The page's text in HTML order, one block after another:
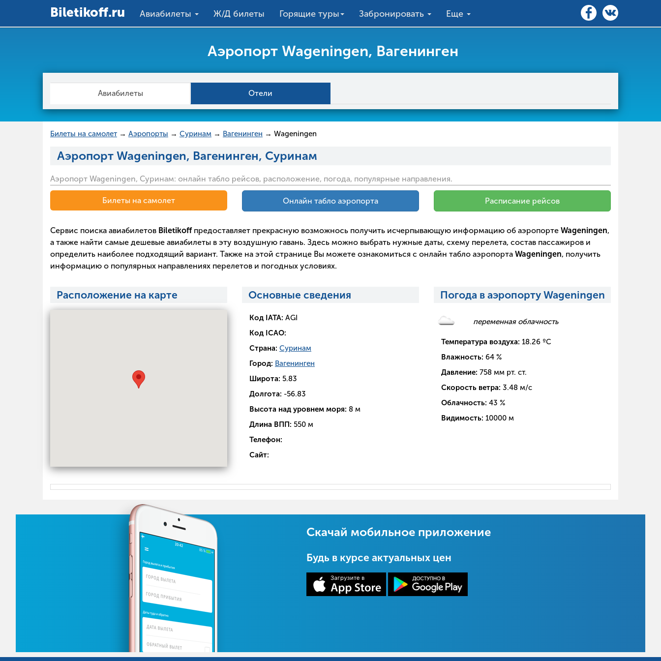
Вiletikoff.ru Авиабилеты Ж/Д билеты Горящие туры Забронировать Еще
Аэропорт Wageningen, Вагенинген
Авиабилеты Отели
Билеты на самолет → Аэропорты → Суринам → Вагенинген → Wageningen
Аэропорт Wageningen, Вагенинген, Суринам
Аэропорт Wageningen, Суринам: онлайн табло рейсов, расположение, погода, популярные направления.
Билеты на самолет Онлайн табло аэропорта Расписание рейсов
Сервис поиска авиабилетов Biletikoffпредоставляет прекрасную возможнось получить исчерпывающую информацию об аэропорте Wageningen,
а также найти самые дешевые авиабилеты в эту воздушную гавань. Здесь можно выбрать нужные даты, схему перелета, состав пассажиров и
определить наиболее подходящий вариант. Также на этой странице Вы можете ознакомиться с онлайн табло аэропорта Wageningen, получить
информацию о популярных направлениях перелетов и погодных условиях.
Расположение на карте Основные сведения
Код IATA: AGI
Код ICAO:
Страна: Суринам
Город: Вагенинген
Широта: 5.83
Долгота: -56.83
Высота над уровнем моря: 8 м
Длина ВПП: 550 м
Телефон:
Сайт:
Погода в аэропорту Wageningen
переменная облачность
Температура воздуха: 18.26 ºC
Влажность: 64 %
Давление: 758 мм рт. ст.
Скорость ветра: 3.48 м/с
Облачность: 43 %
Видимость: 10000 м
Скачай мобильное приложение
Будь в курсе актуальных цен